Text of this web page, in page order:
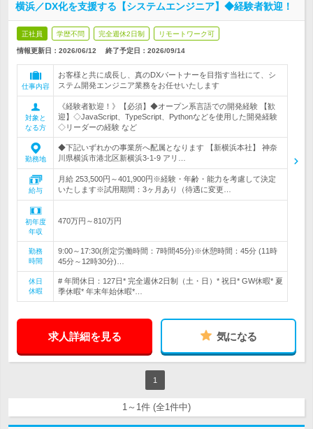
横浜／DX化を支援する【システムエンジニア】◆経験者歓迎！
正社員 学歴不問 完全週休2日制 リモートワーク可
情報更新日：2026/06/12 終了予定日： 2026/09/14
仕事内容
お客様と共に成長し、真のDXパートナーを目指す当社にて、シ
ステム開発エンジニア業務をお任せいたします
対象と
なる方
《経験者歓迎！》【必須】◆オープン系言語での開発経験 【歓
迎】◇JavaScript、TypeScript、Pythonなどを使用した開発経験
◇リーダーの経験 など
勤務地
◆下記いずれかの事業所へ配属となります 【新横浜本社】 神奈
川県横浜市港北区新横浜3-1-9 アリ…
給与
月給 253,500円～401,900円※経験・年齢・能力を考慮して決定
いたします※試用期間：3ヶ月あり（待遇に変更…
初年度
年収
470万円～810万円
勤務
時間
9:00～17:30(所定労働時間：7時間45分)※休憩時間：45分 (11時
45分～12時30分)…
休日
休暇
# 年間休日：127日* 完全週休2日制（土・日）* 祝日* GW休暇* 夏
季休暇* 年末年始休暇*…
求人詳細を見る 気になる
1
1～1件 (全1件中)